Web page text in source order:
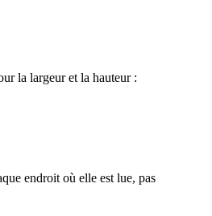
la largeur et la hauteur :
endroit où elle est lue, pas